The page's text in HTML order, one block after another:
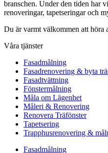
branschen. Under den tiden har
renoveringar, tapetseringar och
Du är varmt välkommen att
Våra tjänster
Fasadmålning
Fasadrenovering & byta
Fasadtvättning
Fönstermålning
Måla om Lägenhet
Måleri & Renovering
Renovera Träfönster
Tapetsering
Trapphusrenovering &
Fasadmålning